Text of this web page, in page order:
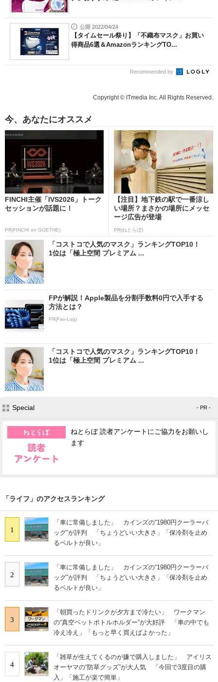
公開 2022/04/24
【タイムセール祭り】「不織布マスク」お買い
得商品6選＆AmazonランキングTO...
Recommended by
Copyright © ITmedia Inc. All Rights Reserved.
今、あなたにオススメ
FINCHI主催「IVS2026」トーク
セッションが話題に！
PR(FINCHI on GOETHE)
【注目】地下鉄の駅で一番涼し
い場所？まさかの場所にメッセ
ージ広告が登場
PR(ねとらぼ)
「コストコで人気のマスク」ランキングTOP10！
1位は「極上空間 プレミアム ...
FPが解説！Apple製品を分割手数料0円で入手する
方法とは？
PR(Fav-Log)
「コストコで人気のマスク」ランキングTOP10！
1位は「極上空間 プレミアム ...
Special - PR -
ねとらぼ 読者アンケートにご協力をお願いし
ます
「ライフ」のアクセスランキング
1
「車に常備しました」 カインズの“1980円クーラーバ
ッグ”が評判 「ちょうどいい大きさ」「保冷剤を止め
るベルトが良い」
2
「車に常備しました」 カインズの“1980円クーラーバ
ッグ”が評判 「ちょうどいい大きさ」「保冷剤を止め
るベルトが良い」
3
「朝買ったドリンクが夕方まで冷たい」 ワークマン
の“真空ペットボトルホルダー”が大好評 「車の中でも
冷え冷え」「もっと早く買えばよかった」
4
「雑草が生えてくるのが嫌で購入しました」 アイリス
オーヤマの“防草グッズ”が大人気 「今回で3度目の購
入」「施工が楽で簡単」